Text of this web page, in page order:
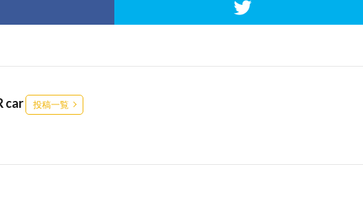
car 投稿一覧